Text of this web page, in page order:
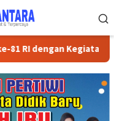
Kegiatan Sosial